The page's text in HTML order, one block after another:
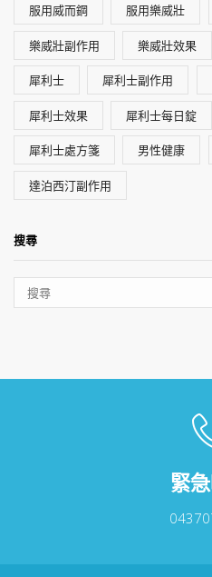
服用威而鋼 服用樂威壯
樂威壯副作用 樂威壯效果
犀利士 犀利士副作用
犀利士效果 犀利士每日錠
犀利士處方箋 男性健康
達泊西汀副作用
搜尋
緊